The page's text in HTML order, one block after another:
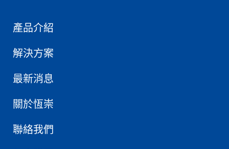
產品介紹
解決方案
最新消息
關於恆崇
聯絡我們